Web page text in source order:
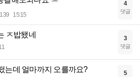
15:15
4
댓글
ㅈ밥됐네 3
댓글
는데 얼마까지 오를까요? 5